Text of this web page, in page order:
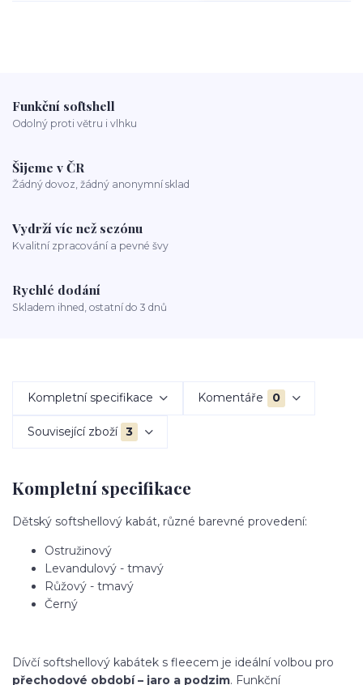
Funkční softshell
Odolný proti větru i vlhku
Šijeme v ČR
Žádný dovoz, žádný anonymní sklad
Vydrží víc než sezónu
Kvalitní zpracování a pevné švy
Rychlé dodání
Skladem ihned, ostatní do 3 dnů
Kompletní specifikace Komentáře 0
Související zboží 3
Kompletní specifikace
Dětský softshellový kabát, různé barevné provedení:
Ostružinový
Levandulový - tmavý
Růžový - tmavý
Černý
Dívčí softshellový kabátek s fleecem je ideální volbou pro
přechodové období – jaro a podzim. Funkční